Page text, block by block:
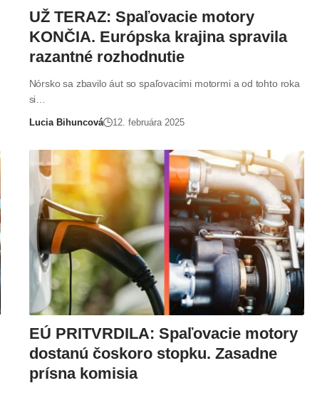
UŽ TERAZ: Spaľovacie motory
KONČIA. Európska krajina spravila
razantné rozhodnutie
Nórsko sa zbavilo áut so spaľovacími motormi a od tohto roka
si…
Lucia Bihuncová 12. februára 2025
EÚ PRITVRDILA: Spaľovacie motory
dostanú čoskoro stopku. Zasadne
prísna komisia